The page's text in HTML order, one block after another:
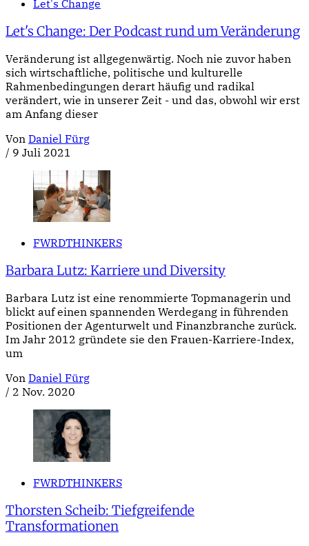
Let's Change
Let's Change: Der Podcast rund um Veränderung
Veränderung ist allgegenwärtig. Noch nie zuvor haben
sich wirtschaftliche, politische und kulturelle
Rahmenbedingungen derart häufig und radikal
verändert, wie in unserer Zeit - und das, obwohl wir erst
am Anfang dieser
Von Daniel Fürg
/ 9 Juli 2021
FWRDTHINKERS
Barbara Lutz: Karriere und Diversity
Barbara Lutz ist eine renommierte Topmanagerin und
blickt auf einen spannenden Werdegang in führenden
Positionen der Agenturwelt und Finanzbranche zurück.
Im Jahr 2012 gründete sie den Frauen-Karriere-Index,
um
Von Daniel Fürg
/ 2 Nov. 2020
FWRDTHINKERS
Thorsten Scheib: Tiefgreifende
Transformationen